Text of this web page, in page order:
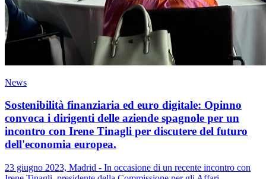
News
Sostenibilità finanziaria ed euro digitale: Opinno
convoca i dirigenti delle aziende spagnole per un
incontro con Irene Tinagli per discutere del futuro
dell'economia europea.
23 giugno 2023, Madrid - In occasione di un recente incontro con